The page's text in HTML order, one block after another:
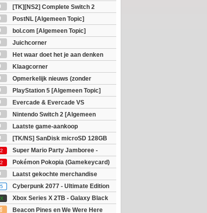
[TK][NS2] Complete Switch 2
PostNL [Algemeen Topic]
bol.com [Algemeen Topic]
Juichcorner
Het waar doet het je aan denken
Klaagcorner
Opmerkelijk nieuws (zonder
PlayStation 5 [Algemeen Topic]
Evercade & Evercade VS
Nintendo Switch 2 [Algemeen
Laatste game-aankoop
[TK/NS] SanDisk microSD 128GB
Super Mario Party Jamboree -
Edition
Pokémon Pokopia (Gamekeycard)
Laatst gekochte merchandise
Cyberpunk 2077 - Ultimate Edition
Xbox Series X 2TB - Galaxy Black
Beacon Pines en We Were Here